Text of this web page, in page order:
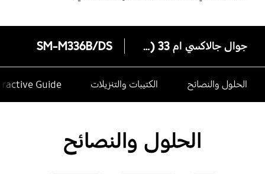
جوال جالاكسي ام 33 (شبكة 5 جي) SM-M336B/DS
الحلول والنصائح الكتيبات والتنزيلات Guide
الحلول والنصائح